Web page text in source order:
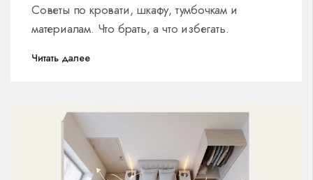
Советы по кровати, шкафу, тумбочкам и
материалам. Что брать, а что избегать.
Читать далее